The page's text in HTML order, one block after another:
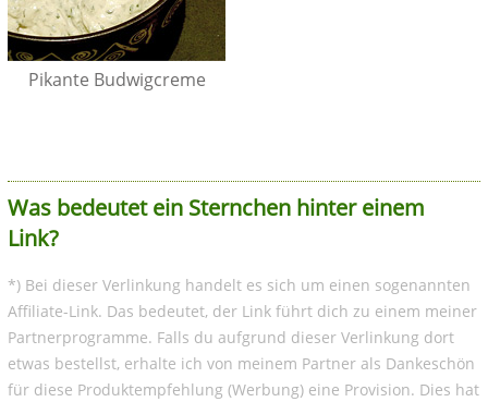
Pikante Budwigcreme
Was bedeutet ein Sternchen hinter einem
Link?
*) Bei dieser Verlinkung handelt es sich um einen sogenannten
Affiliate-Link. Das bedeutet, der Link führt dich zu einem meiner
Partnerprogramme. Falls du aufgrund dieser Verlinkung dort
etwas bestellst, erhalte ich von meinem Partner als Dankeschön
für diese Produktempfehlung (Werbung) eine Provision. Dies hat